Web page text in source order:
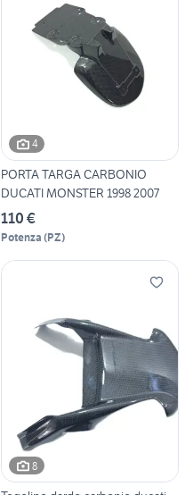
4
PORTA TARGA CARBONIO
DUCATI MONSTER 1998 2007
110 €
Potenza (PZ)
8